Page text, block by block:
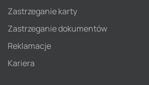
Zastrzeganie karty
Zastrzeganie dokumentów
Reklamacje
Kariera